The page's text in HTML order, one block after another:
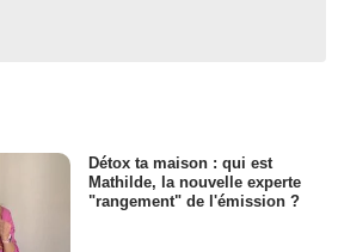
Détox ta maison : qui est
Mathilde, la nouvelle experte
"rangement" de l'émission ?